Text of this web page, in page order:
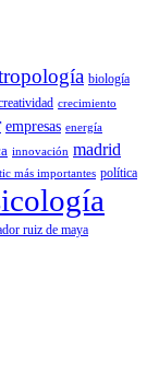
biología
crecimiento
empresas energía
innovación madrid
más importantes política
ruiz de maya